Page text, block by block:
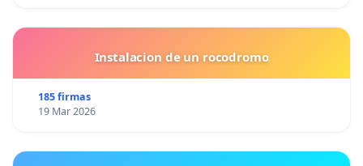
Instalacion de un rocodromo
185 firmas
19 Mar 2026